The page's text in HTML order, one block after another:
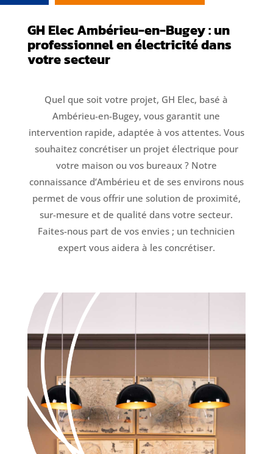
GH Elec Ambérieu-en-Bugey : un
professionnel en électricité dans
votre secteur
Quel que soit votre projet, GH Elec, basé à
Ambérieu-en-Bugey, vous garantit une
intervention rapide, adaptée à vos attentes. Vous
souhaitez concrétiser un projet électrique pour
votre maison ou vos bureaux ? Notre
connaissance d’Ambérieu et de ses environs nous
permet de vous offrir une solution de proximité,
sur-mesure et de qualité dans votre secteur.
Faites-nous part de vos envies ; un technicien
expert vous aidera à les concrétiser.